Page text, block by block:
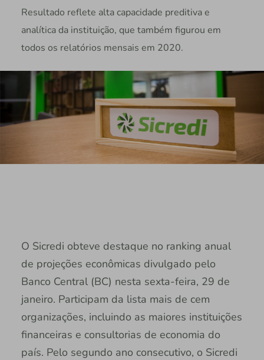
Resultado reflete alta capacidade preditiva e
analítica da instituição, que também figurou em
todos os relatórios mensais em 2020.
O Sicredi obteve destaque no ranking anual
de projeções econômicas divulgado pelo
Banco Central (BC) nesta sexta-feira, 29 de
janeiro. Participam da lista mais de cem
organizações, incluindo as maiores instituições
financeiras e consultorias de economia do
país. Pelo segundo ano consecutivo, o Sicredi